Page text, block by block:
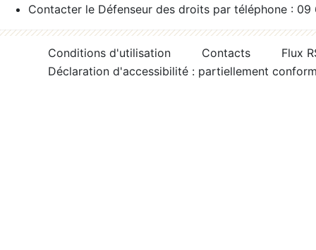
Contacter le Défenseur des droits par téléphone :
Conditions d'utilisation Contacts
Flux
Déclaration d'accessibilité : partiellement